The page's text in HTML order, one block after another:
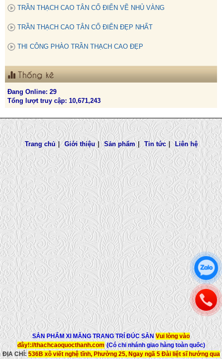
TRẦN THẠCH CAO TÂN CỔ ĐIỂN VẼ NHỦ VÀNG
TRẦN THẠCH CAO TÂN CỔ ĐIỂN ĐẸP NHẤT
THI CÔNG PHÀO TRẦN THẠCH CAO ĐẸP
Thống kê
Đang Online: 29
Tổng lượt truy cập: 10,671,243
Trang chủ | Giới thiệu | Sản phẩm | Tin tức | Liên hệ
SẢN PHẨM XI MĂNG TRANG TRÍ ĐÚC SẴNVui lòng vào
đây!://thachcaoquocthanh.com (Có chi nhánh giao hàng toàn quốc)
ĐỊA CHỈ:536B xô viết nghệ tĩnh, Phường 25, Ngay ngã 5 Đài liệt sĩ hướng qua